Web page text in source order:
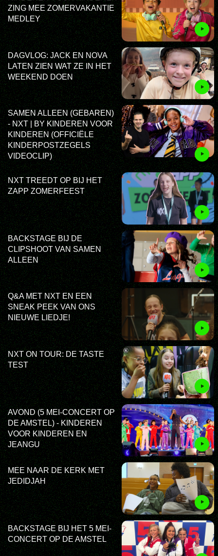
ZING MEE ZOMERVAKANTIE
MEDLEY
DAGVLOG: JACK EN NOVA
LATEN ZIEN WAT ZE IN HET
WEEKEND DOEN
SAMEN ALLEEN (GEBAREN)
- NXT | BY KINDEREN VOOR
KINDEREN (OFFICIËLE
KINDERPOSTZEGELS
VIDEOCLIP)
NXT TREEDT OP BIJ HET
ZAPP ZOMERFEEST
BACKSTAGE BIJ DE
CLIPSHOOT VAN SAMEN
ALLEEN
Q&A MET NXT EN EEN
SNEAK PEEK VAN ONS
NIEUWE LIEDJE!
NXT ON TOUR: DE TASTE
TEST
AVOND (5 MEI-CONCERT OP
DE AMSTEL) - KINDEREN
VOOR KINDEREN EN
JEANGU
MEE NAAR DE KERK MET
JEDIDJAH
BACKSTAGE BIJ HET 5 MEI-
CONCERT OP DE AMSTEL